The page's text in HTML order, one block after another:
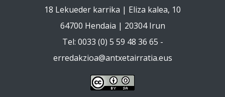
18 Lekueder karrika | Eliza kalea, 10
64700 Hendaia | 20304 Irun
Tel: 0033 (0) 5 59 48 36 65 -
erredakzioa@antxetairratia.eus